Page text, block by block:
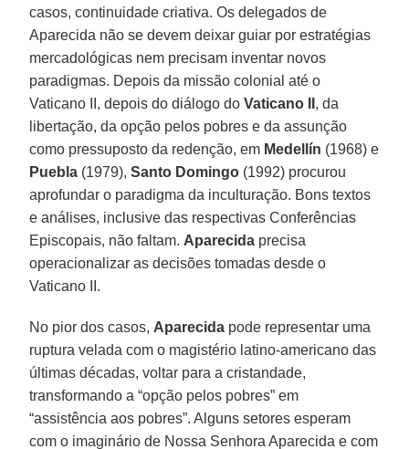
casos, continuidade criativa. Os delegados de
Aparecida não se devem deixar guiar por estratégias
mercadológicas nem precisam inventar novos
paradigmas. Depois da missão colonial até o
Vaticano II, depois do diálogo doVaticano II , da
libertação, da opção pelos pobres e da assunção
como pressuposto da redenção, em Medellín (1968) e
Puebla (1979),Santo Domingo (1992) procurou
aprofundar o paradigma da inculturação. Bons textos
e análises, inclusive das respectivas Conferências
Episcopais, não faltam. Aparecida precisa
operacionalizar as decisões tomadas desde o
Vaticano II.
No pior dos casos, Aparecida pode representar uma
ruptura velada com o magistério latino-americano das
últimas décadas, voltar para a cristandade,
transformando a “opção pelos pobres” em
“assistência aos pobres”. Alguns setores esperam
com o imaginário de Nossa Senhora Aparecida e com